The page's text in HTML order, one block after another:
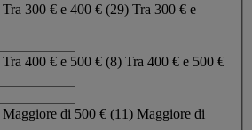
Tra 300 € e 400 € (29) Tra 300 € e
Tra 400 € e 500 € (8) Tra 400 € e 500 €
Maggiore di 500 € (11) Maggiore di